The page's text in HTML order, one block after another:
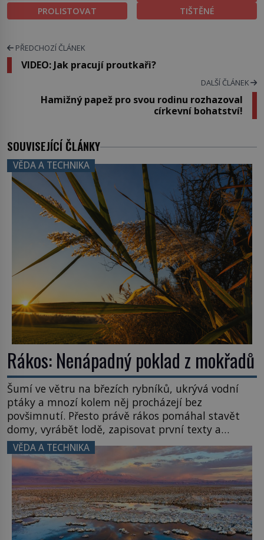
PROLISTOVAT
TIŠTĚNÉ
PŘEDCHOZÍ ČLÁNEK
VIDEO: Jak pracují proutkaři?
DALŠÍ ČLÁNEK
Hamižný papež pro svou rodinu rozhazoval
církevní bohatství!
SOUVISEJÍCÍ ČLÁNKY
VĚDA A TECHNIKA
Rákos: Nenápadný poklad z mokřadů
Šumí ve větru na březích rybníků, ukrývá vodní
ptáky a mnozí kolem něj procházejí bez
povšimnutí. Přesto právě rákos pomáhal stavět
domy, vyrábět lodě, zapisovat první texty a
inspiroval řadu pověstí. Tato skromná, ale
užitečná rostlina provází člověka už tisíce let.
Většina lidí vnímá rákos jen jako obyčejnou kulisu
letního koupání. Stačí se však podívat […]
VĚDA A TECHNIKA